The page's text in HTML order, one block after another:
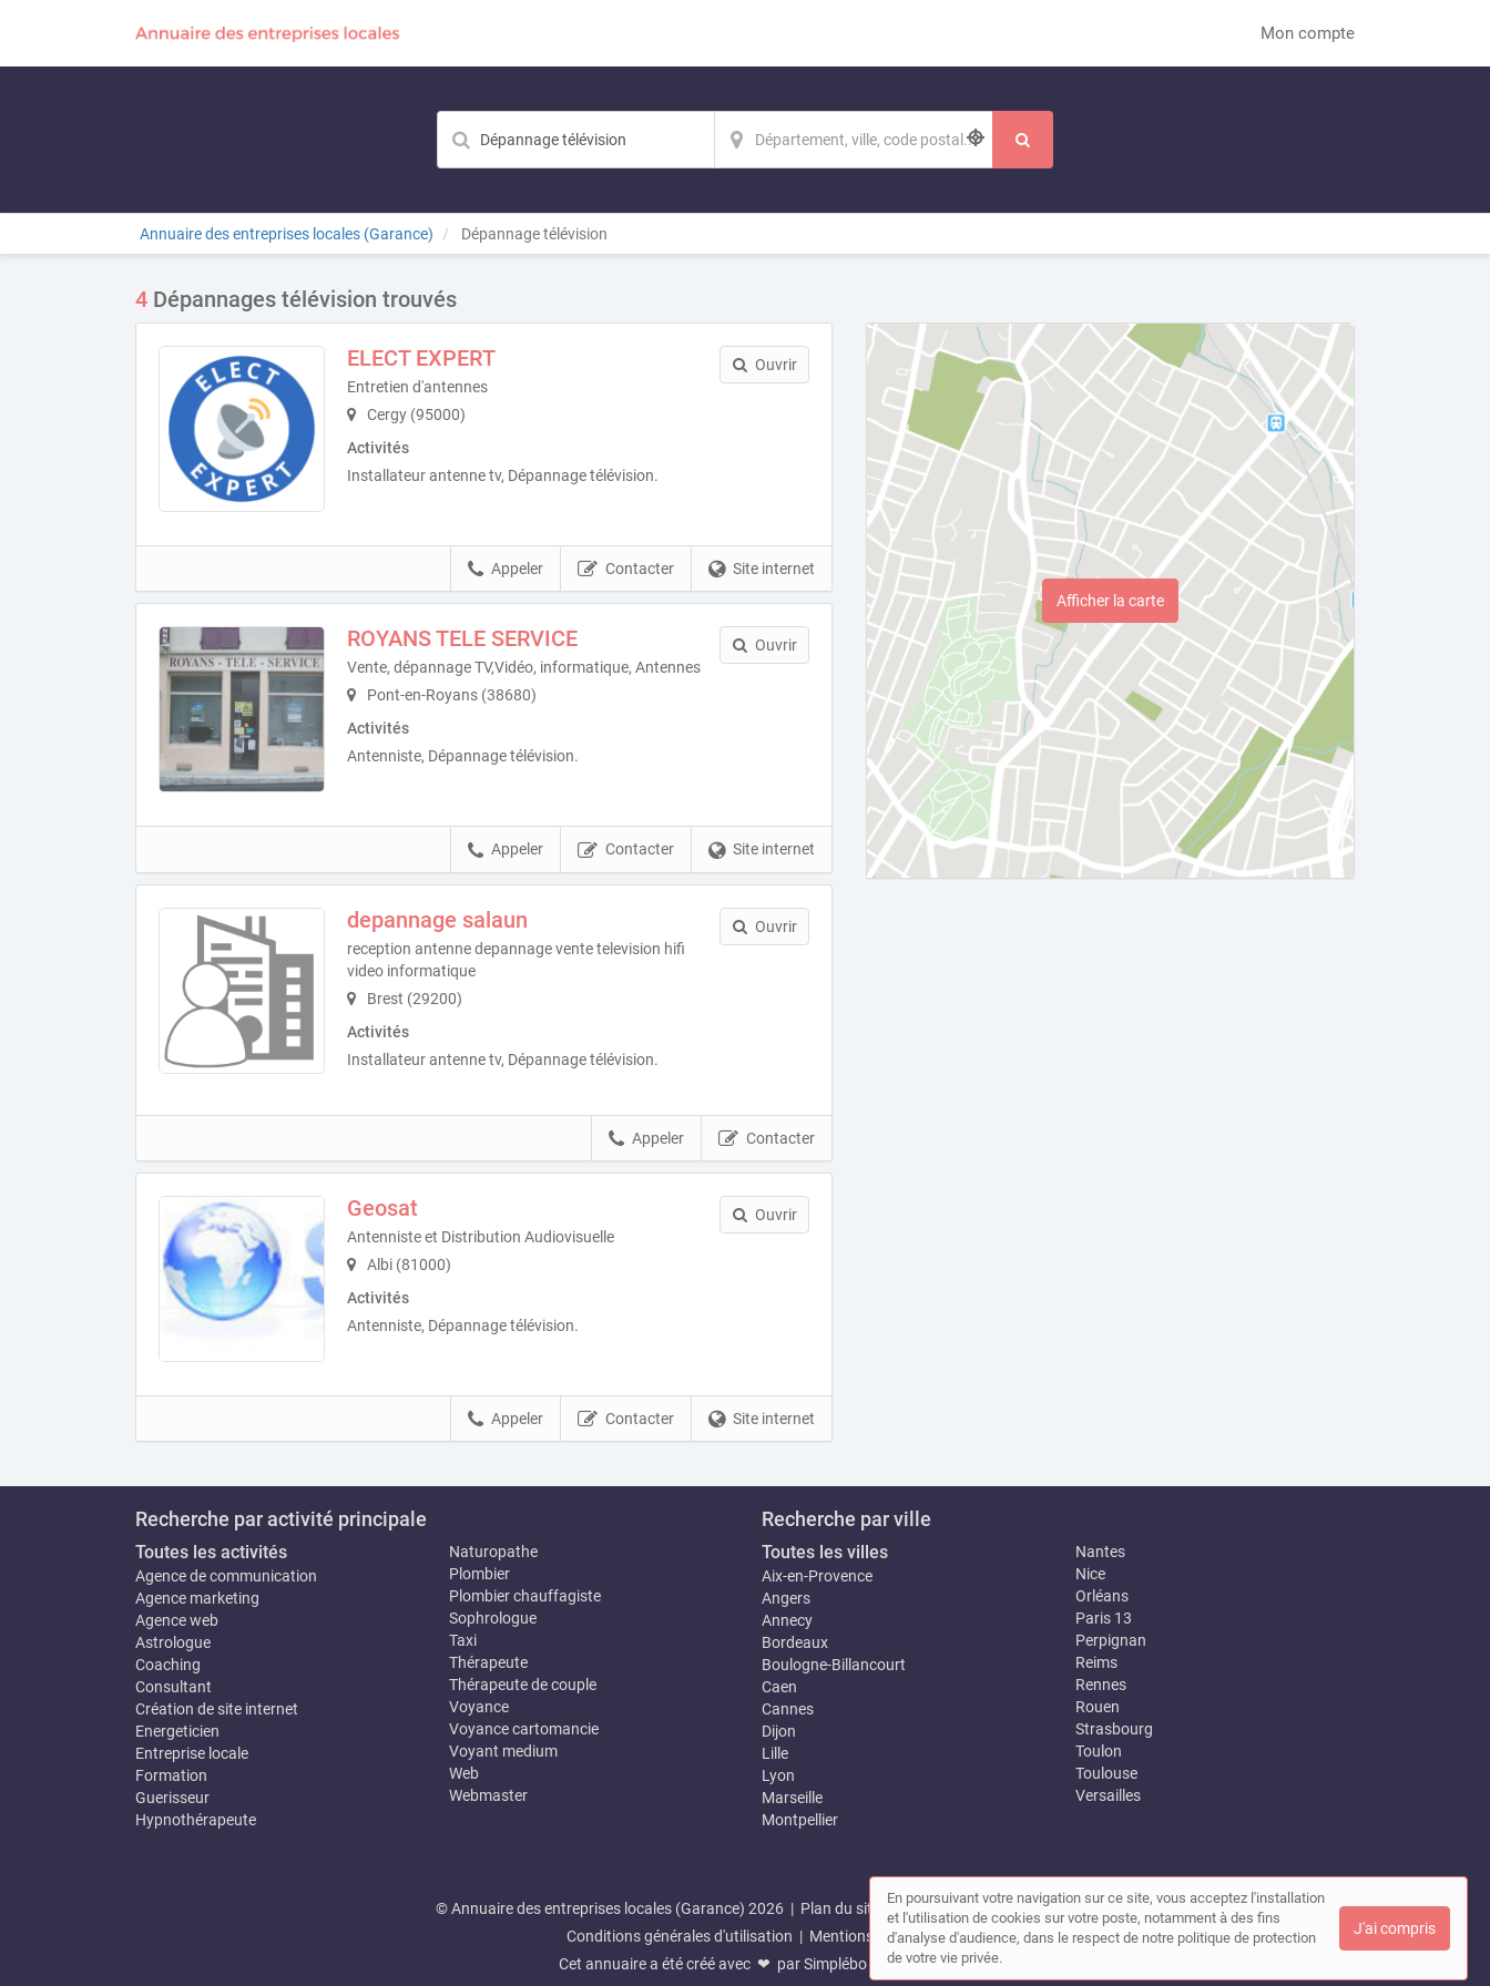
Mon compte
Annuaire des entreprises locales (Garance) Dépannage télévision
4 Dépannages télévision trouvés
ELECT EXPERT
Entretien d'antennes
Cergy (95000)
Activités
Installateur antenne tv, Dépannage télévision.
Ouvrir
Site internet
Contacter
Appeler
ROYANS TELE SERVICE
Vente, dépannage TV,Vidéo, informatique, Antennes
Pont-en-Royans (38680)
Activités
Antenniste, Dépannage télévision.
Ouvrir
Site internet
Contacter
Appeler
depannage salaun
reception antenne depannage vente television hifi
video informatique
Brest (29200)
Activités
Installateur antenne tv, Dépannage télévision.
Ouvrir
Contacter
Appeler
Geosat
Antenniste et Distribution Audiovisuelle
Albi (81000)
Activités
Antenniste, Dépannage télévision.
Ouvrir
Site internet
Contacter
Appeler
Afficher la carte
Recherche par activité principale
Toutes les activités
Agence de communication
Agence marketing
Agence web
Astrologue
Coaching
Consultant
Création de site internet
Energeticien
Entreprise locale
Formation
Guerisseur
Hypnothérapeute
Naturopathe
Plombier
Plombier chauffagiste
Sophrologue
Taxi
Thérapeute
Thérapeute de couple
Voyance
Voyance cartomancie
Voyant medium
Web
Webmaster
Recherche par ville
Toutes les villes
Aix-en-Provence
Angers
Annecy
Bordeaux
Boulogne-Billancourt
Caen
Cannes
Dijon
Lille
Lyon
Marseille
Montpellier
Nantes
Nice
Orléans
Paris 13
Perpignan
Reims
Rennes
Rouen
Strasbourg
Toulon
Toulouse
Versailles
© Annuaire des entreprises locales (Garance) 2026 | Plan du site |Mon compte |Contact
Conditions générales d'utilisation | Mentions légales
Cet annuaire a été créé avec ❤ parSimplébo Annuaire
En poursuivant votre navigation sur ce site, vous acceptez l'installation
et l'utilisation de cookies sur votre poste, notamment à des fins
d'analyse d'audience, dans le respect de notre politique de protection
de votre vie privée.
J'ai compris